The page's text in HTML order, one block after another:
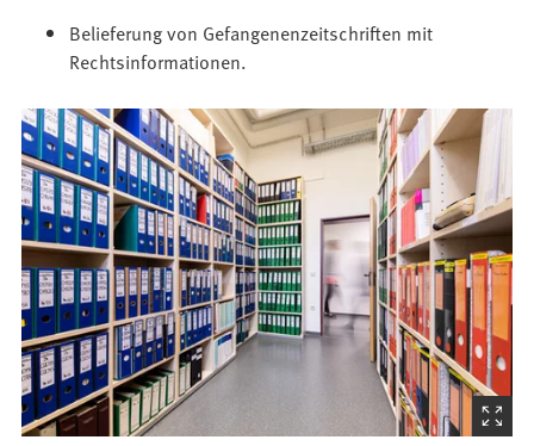
Belieferung von Gefangenenzeitschriften mit
Rechtsinformationen.
(Startet